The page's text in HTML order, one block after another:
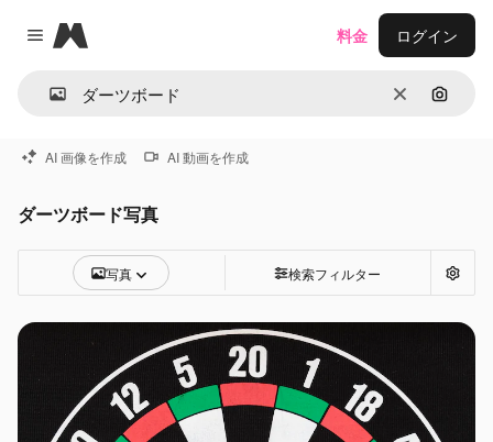
Close menu
Magnific
消去 画像で
料金 ログイン
AI 画像を作成 AI 動画を作成
ダーツボード写真
写真 検索フィルター